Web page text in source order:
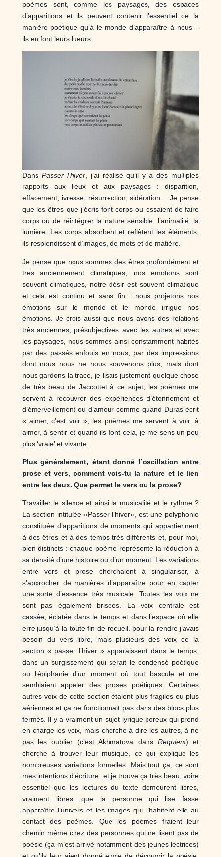
poèmes sont, comme les paysages, des espaces
d’apparitions et ils peuvent contenir l’essentiel de la
manière poétique qu’à le monde d’apparaître à nous –
ils en font leurs lueurs.
Dans Passer l’hiver, j’ai réalisé qu’il y a des multiples
rapports aux lieux et aux paysages : disparition,
effacement, ivresse, résurrection, sidération… Je pense
que les êtres que j’écris font corps ou essaient de faire
corps ou de réintégrer la nature sensible, l’animalité, la
lumière. Les corps absorbent et reflètent les éléments,
ils resplendissent d’images, de mots et de matière.
Je pense que nous sommes des êtres profondément et
très anciennement climatiques, nos émotions sont
souvent climatiques, notre désir est souvent climatique
et cela est continu et sans fin : nous projetons nos
émotions sur le monde et le monde irrigue nos
émotions. Je crois aussi que nous avons des relations
très anciennes, présubjectives avec les autres et avec
les paysages, nous sommes ainsi constamment habités
par des passés enfouis en nous, par des impressions
dont nous nous ne nous souvenons plus, mais dont
nous gardons la trace, je lisais justement quelque chose
de très beau de Jaccottet à ce sujet, les poèmes me
servent à recouvrer des expériences d’étonnement et
d’émerveillement ou d’amour comme quand Duras écrit
« aimer, c’est voir », les poèmes me servent à voir, à
aimer, à sentir et quand ils font cela, je me sens un peu
plus ‘vraie’ et vivante.
Plus généralement, étant donné l’oscillation entre
prose et vers, comment vois-tu la nature et le lien
entre les deux. Que permet le vers ou la prose?
Travailler le silence et ainsi la musicalité et le rythme ?
La section intitulée «Passer l’hiver», est une polyphonie
constituée d’apparitions de moments qui appartiennent
à des êtres et à des temps très différents et, pour moi,
bien distincts : chaque poème représente la réduction à
sa densité d’une histoire ou d’un moment. Les variations
entre vers et prose cherchaient à singulariser, à
s’approcher de manières d’apparaître pour en capter
une sorte d’essence très musicale. Toutes les voix ne
sont pas également brisées. La voix centrale est
cassée, éclatée dans le temps et dans l’espace où elle
erre jusqu’à la toute fin de recueil, pour la rendre j’avais
besoin du vers libre, mais plusieurs des voix de la
section « passer l’hiver » apparaissent dans le temps,
dans un surgissement qui serait le condensé poétique
ou l’épiphanie d’un moment où tout bascule et me
semblaient appeler des proses poétiques. Certaines
autres voix de cette section étaient plus fragiles ou plus
aériennes et ça ne fonctionnait pas dans des blocs plus
fermés. Il y a vraiment un sujet lyrique poreux qui prend
en charge les voix, mais cherche à dire les autres, à ne
pas les oublier (c’est Akhmatova dans Requiem) et
cherche à trouver leur musique, ce qui explique les
nombreuses variations formelles. Mais tout ça, ce sont
mes intentions d’écriture, et je trouve ça très beau, voire
essentiel que les lectures du texte demeurent libres,
vraiment libres, que la personne qui lise fasse
apparaître l’univers et les images qui l’habitent elle au
contact des poèmes. Que les poèmes fraient leur
chemin même chez des personnes qui ne lisent pas de
poésie (ça m’est arrivé notamment des jeunes lectrices)